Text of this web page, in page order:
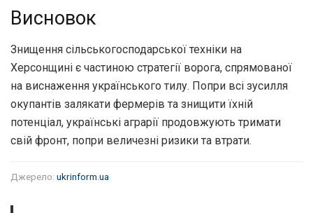
Висновок
Знищення сільськогосподарської техніки на
Херсонщині є частиною стратегії ворога, спрямованої
на виснаження українського тилу. Попри всі зусилля
окупантів залякати фермерів та знищити їхній
потенціал, українські аграрії продовжують тримати
свій фронт, попри величезні ризики та втрати.
Джерело: ukrinform.ua